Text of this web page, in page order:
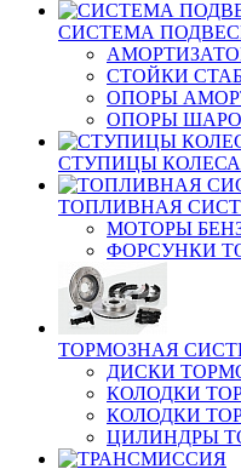
СИСТЕМА
СТОЙКИ
ОПОРЫ
ОПОРЫ
СТУПИЦЫ
ТОПЛИВНАЯ
МОТОРЫ
ФОРСУНКИ
ТОРМОЗНАЯ
ДИСКИ
КОЛОДКИ
КОЛОДКИ
ЦИЛИНДРЫ